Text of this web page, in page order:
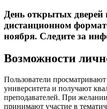
День открытых дверей
дистанционном
ноября. Следите за
Возможности
Пользователи
университета и получают
преподавателей. При
принимают участие в